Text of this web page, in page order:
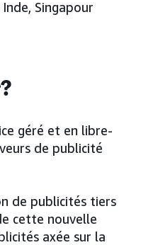
Singapour
géré et en libre-
de publicité
de publicités tiers
cette nouvelle
axée sur la